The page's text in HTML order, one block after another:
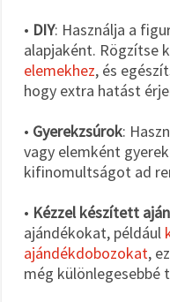
• DIY: Használja a
alapjaként. Rögzítse
elemekhez, és
hogy extra hatást
• Gyerekzsúrok:
vagy elemként
kifinomultságot ad
• Kézzel készített
ajándékokat, például
ajándékdobozokat,
még különlegesebbé